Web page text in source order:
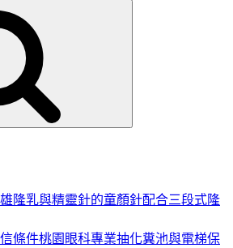
隆乳與精靈針的童顏針配合三段式隆
條件桃園眼科專業抽化糞池與電梯保